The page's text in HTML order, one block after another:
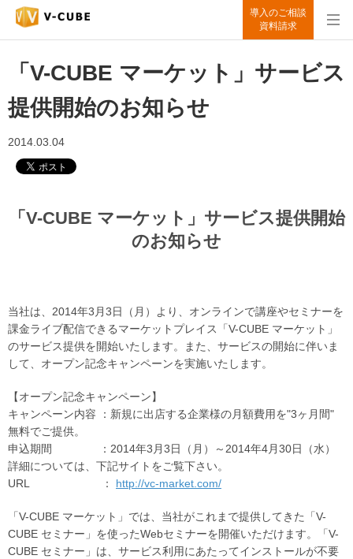
導入のご相談
資料請求
「V-CUBE マーケット」サービス
提供開始のお知らせ
2014.03.04
「V-CUBE マーケット」サービス提供開始
のお知らせ
当社は、2014年3月3日（月）より、オンラインで講座やセミナーを
課金ライブ配信できるマーケットプレイス「V-CUBE マーケット」
のサービス提供を開始いたします。また、サービスの開始に伴いま
して、オープン記念キャンペーンを実施いたします。
【オープン記念キャンペーン】
キャンペーン内容 ：新規に出店する企業様の月額費用を"3ヶ月間"
無料でご提供。
申込期間 ：2014年3月3日（月）～2014年4月30日（水）
詳細については、下記サイトをご覧下さい。
URL ： http://vc-market.com/
「V-CUBE マーケット」では、当社がこれまで提供してきた「V-
CUBE セミナー」を使ったWebセミナーを開催いただけます。「V-
CUBE セミナー」は、サービス利用にあたってインストールが不要